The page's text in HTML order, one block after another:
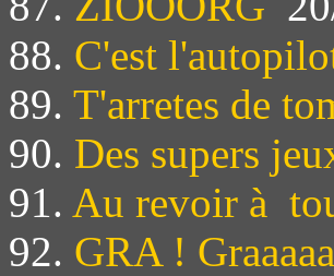
88. C'est
89. T'arretes de
90. Des supers
91. Au revoir à
92. GRA !